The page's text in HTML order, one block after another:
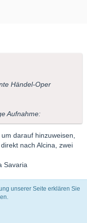
Händel-Oper
Aufnahme:
darauf hinzuweisen,
nach Alcina, zwei
Savaria
meinen Augen
Orchestra.
unserer Seite erklären Sie